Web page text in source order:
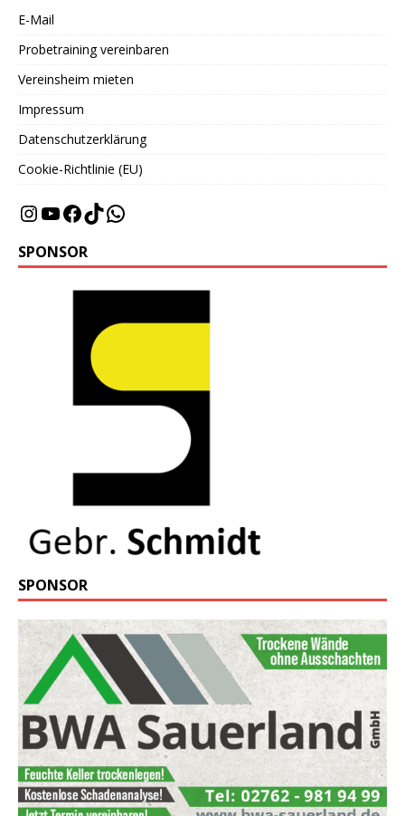
E-Mail
Probetraining vereinbaren
Vereinsheim mieten
Impressum
Datenschutzerklärung
Cookie-Richtlinie (EU)
SPONSOR
SPONSOR